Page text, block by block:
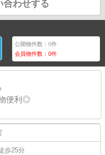
合わせする
公開物件数：0件
会員物件数：0件
便利◎
歩25分